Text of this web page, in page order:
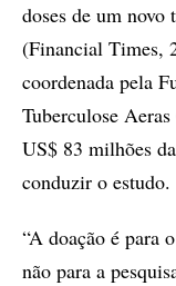
doses de um
(Financial Times,
coordenada pela
Tuberculose
US$ 83 milhões
conduzir o estudo.
“A doação é para
não para a